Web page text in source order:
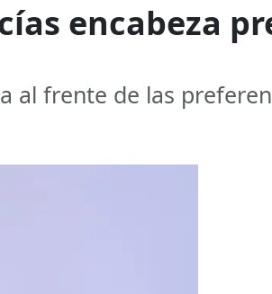
encabeza
al frente de las